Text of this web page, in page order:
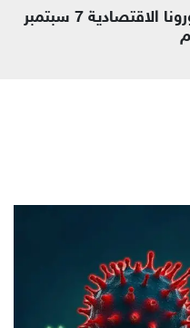
ملخص لأبرز تداعيات وأخبار كورونا الاقتصادية 7 سبتمبر